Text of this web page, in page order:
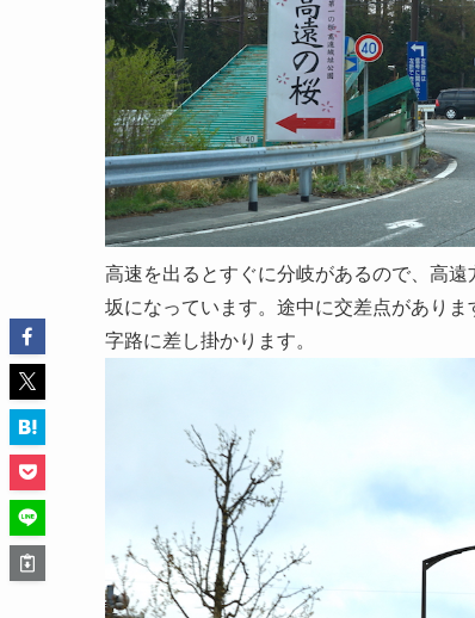
高速を出るとすぐに分岐があるので、高
坂になっています。途中に交差点があり
字路に差し掛かります。